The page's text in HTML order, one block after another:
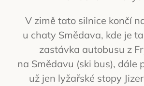
V zimě tato silnice končí
u chaty Smědava, kde je
zastávka autobusu z
na Smědavu (ski bus), dále
už jen lyžařské stopy